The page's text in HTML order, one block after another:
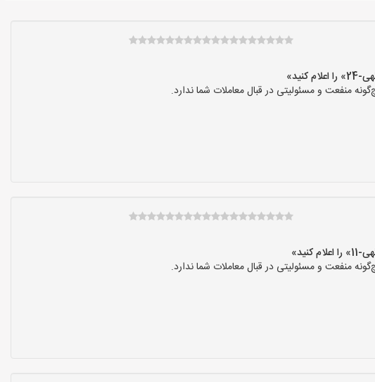
منفعت و مسئولیتی در قبال معاملات شما ندارد.
منفعت و مسئولیتی در قبال معاملات شما ندارد.